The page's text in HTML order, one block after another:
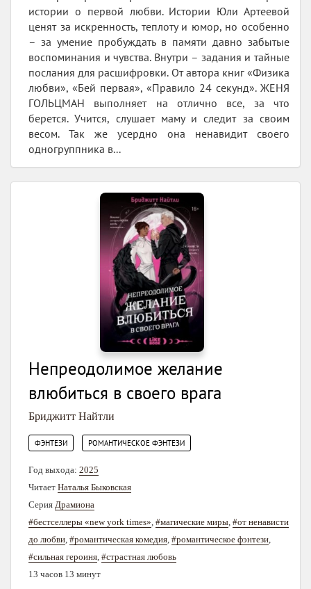
истории о первой любви. Истории Юли Артеевой
ценят за искренность, теплоту и юмор, но особенно
– за умение пробуждать в памяти давно забытые
воспоминания и чувства. Внутри – задания и тайные
послания для расшифровки. От автора книг «Физика
любви», «Бей первая», «Правило 24 секунд». ЖЕНЯ
ГОЛЬЦМАН выполняет на отлично все, за что
берется. Учится, слушает маму и следит за своим
весом. Так же усердно она ненавидит своего
одногруппника в...
Непреодолимое желание
влюбиться в своего врага
Бриджитт Найтли
ФЭНТЕЗИ РОМАНТИЧЕСКОЕ ФЭНТЕЗИ
Год выхода: 2025
Читает Наталья Быковская
Серия Драмиона
#бестселлеры «new york times» #магические миры #от ненависти
до любви #романтическая комедия #романтическое фэнтези
#сильная героиня #страстная любовь
13 часов 13 минут